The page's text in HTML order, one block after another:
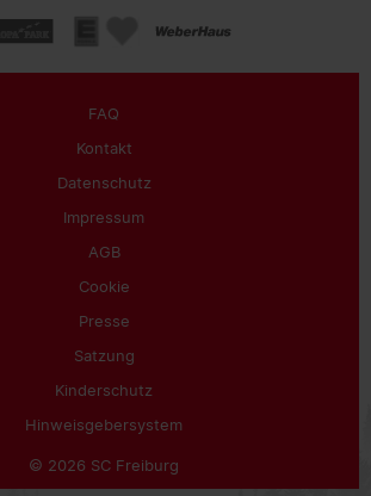
FAQ
Kontakt
Datenschutz
Impressum
AGB
Cookie
Presse
Satzung
Kinderschutz
Hinweisgebersystem
© 2026 SC Freiburg